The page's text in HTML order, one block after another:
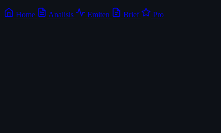
Home Analisis Emiten Brief Pro